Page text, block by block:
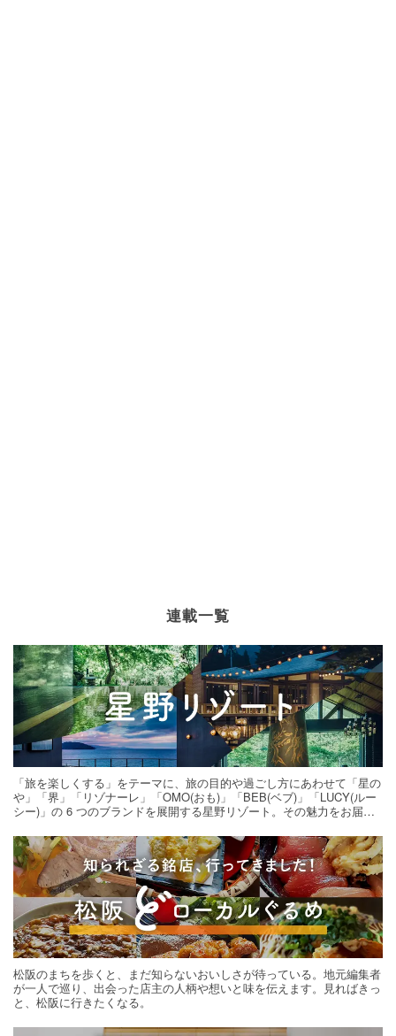
連載一覧
「旅を楽しくする」をテーマに、旅の目的や過ごし方にあわせて「星の
や」「界」「リゾナーレ」「OMO(おも)」「BEB(ベブ)」「LUCY(ルー
シー)」の 6 つのブランドを展開する星野リゾート。その魅力をお届け
松阪のまちを歩くと、まだ知らないおいしさが待っている。地元編集者
が一人で巡り、出会った店主の人柄や想いと味を伝えます。見ればきっ
と、松阪に行きたくなる。